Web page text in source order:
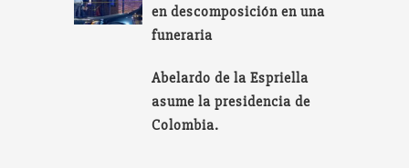
en descomposición en una
funeraria
Abelardo de la Espriella
asume la presidencia de
Colombia.